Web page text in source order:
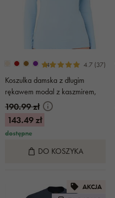
+4 4.7 (37)
Koszulka damska z długim
rękawem modal z kaszmirem,
jasnoniebieski
190.99 zł
143.49 zł
dostępne
DO KOSZYKA
AKCJA